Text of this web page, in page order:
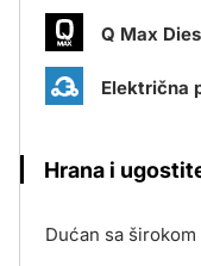
Q Max
Električna
Hrana i
Dućan sa